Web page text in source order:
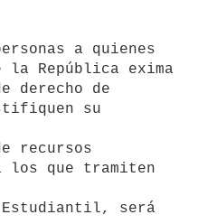
República exima
su
los que tramiten